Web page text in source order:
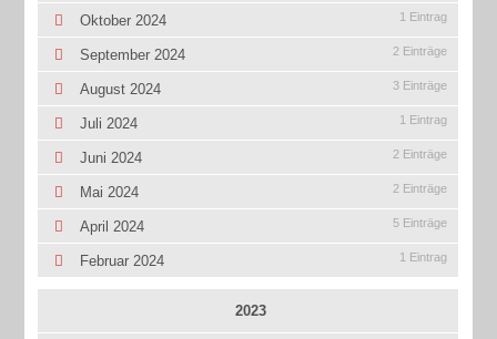
Oktober 2024 1 Eintrag
September 2024 2 Einträge
August 2024 3 Einträge
Juli 2024 1 Eintrag
Juni 2024 2 Einträge
Mai 2024 2 Einträge
April 2024 5 Einträge
Februar 2024 1 Eintrag
2023